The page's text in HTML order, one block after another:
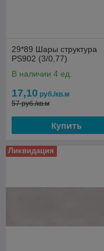
29*89 Шары структура
PS902 (3/0,77)
В наличии 4 ед.
17,10 руб./кв.м
57 руб./кв.м
Купить
Ликвидация